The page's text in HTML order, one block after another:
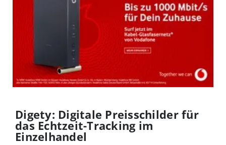
Digety: Digitale Preisschilder für
das Echtzeit-Tracking im
Einzelhandel